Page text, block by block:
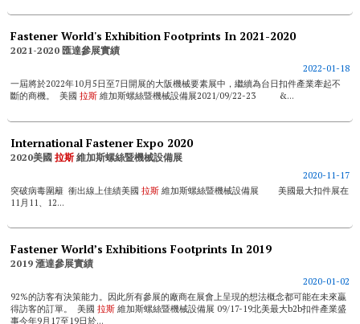
Fastener World's Exhibition Footprints In 2021-2020
2021-2020 匯達參展實績
2022-01-18
一屆將於2022年10月5日至7日開展的大阪機械要素展中，繼續為台日扣件產業牽起不
斷的商機。 美國 拉斯維加斯螺絲暨機械設備展2021/09/22-23 &...
International Fastener Expo 2020
2020美國拉斯維加斯螺絲暨機械設備展
2020-11-17
突破病毒圍籬 衝出線上佳績美國 拉斯維加斯螺絲暨機械設備展 美國最大扣件展在
11月11、12...
Fastener World’s Exhibitions Footprints In 2019
2019 滙達參展實績
2020-01-02
92%的訪客有決策能力。因此所有參展的廠商在展會上呈現的想法概念都可能在未來贏
得訪客的訂單。 美國 拉斯維加斯螺絲暨機械設備展 09/17-19北美最大b2b扣件產業盛
事今年9月17至19日於...